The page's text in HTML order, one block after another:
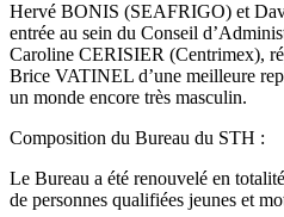
Hervé BONIS (SEAFRIGO) et
entrée au sein du Conseil
Caroline CERISIER (Centrimex),
Brice VATINEL d’une meilleure
un monde encore très masculin.
Composition du Bureau du STH :
Le Bureau a été renouvelé en
de personnes qualifiées jeunes et